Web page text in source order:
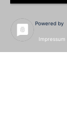
Powered by
Impressum